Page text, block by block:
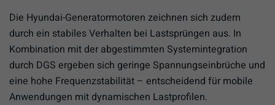
Die Hyundai-Generatormotoren zeichnen sich zudem
durch ein stabiles Verhalten bei Lastsprüngen aus. In
Kombination mit der abgestimmten Systemintegration
durch DGS ergeben sich geringe Spannungseinbrüche und
eine hohe Frequenzstabilität – entscheidend für mobile
Anwendungen mit dynamischen Lastprofilen.